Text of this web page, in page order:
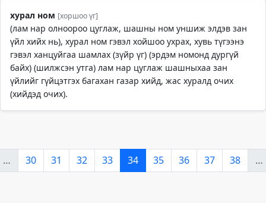
хурал ном [хоршоо үг]
(лам нар олноороо цуглаж, шашны ном уншиж элдэв зан
үйл хийх нь), хурал ном гэвэл хойшоо ухрах, хувь түгээнэ
гэвэл ханцуйгаа шамлах (зүйр үг) (эрдэм номонд дургүй
байх) (шилжсэн утга) лам нар цуглаж шашныхаа зан
үйлийг гүйцэтгэх багахан газар хийд, жас хуралд очих
(хийдэд очих).
… 30 31 32 33 34 35 36 37 38 …